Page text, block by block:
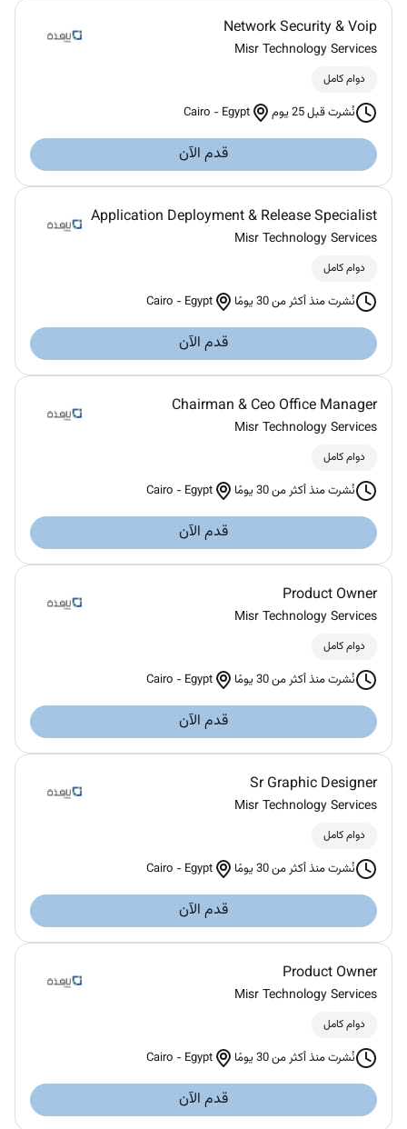
Network Security & Voip
Misr Technology Services
دوام كامل
نُشرت قبل 25 يوم Cairo - Egypt
قدم الآن
Application Deployment & Release Specialist
Misr Technology Services
دوام كامل
نُشرت منذ أكثر من 30 يومًا Cairo - Egypt
قدم الآن
Chairman & Ceo Office Manager
Misr Technology Services
دوام كامل
نُشرت منذ أكثر من 30 يومًا Cairo - Egypt
قدم الآن
Product Owner
Misr Technology Services
دوام كامل
نُشرت منذ أكثر من 30 يومًا Cairo - Egypt
قدم الآن
Sr Graphic Designer
Misr Technology Services
دوام كامل
نُشرت منذ أكثر من 30 يومًا Cairo - Egypt
قدم الآن
Product Owner
Misr Technology Services
دوام كامل
نُشرت منذ أكثر من 30 يومًا Cairo - Egypt
قدم الآن